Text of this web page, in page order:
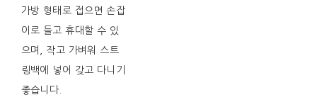
가방 형태로 접으면 손잡
이로 들고 휴대할 수 있
으며, 작고 가벼워 스트
링백에 넣어 갖고 다니기
좋습니다.